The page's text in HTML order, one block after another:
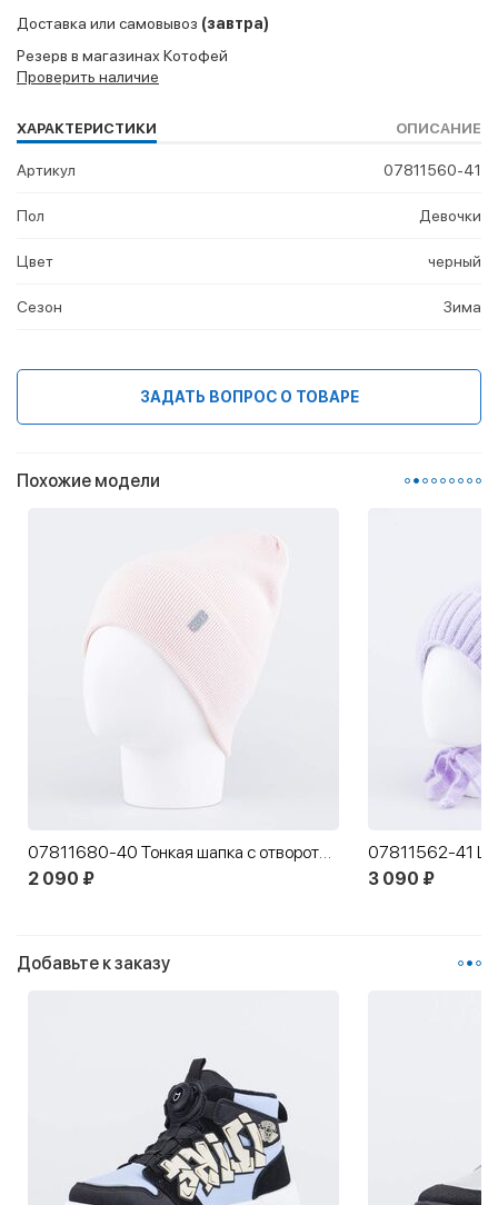
Доставка или самовывоз (завтра)
Резерв в магазинах Котофей
Проверить наличие
ХАРАКТЕРИСТИКИ ОПИСАНИЕ
Артикул 07811560-41
Пол Девочки
Цвет черный
Сезон Зима
ЗАДАТЬ ВОПРОС О ТОВАРЕ
Похожие модели
07811680-40 Тонкая шапка с отворотом для девочки розовый
2 090 ₽
3 090 ₽
Добавьте к заказу